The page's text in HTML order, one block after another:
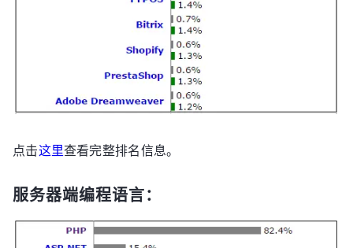
点击这里查看完整排名信息。
服务器端编程语言：